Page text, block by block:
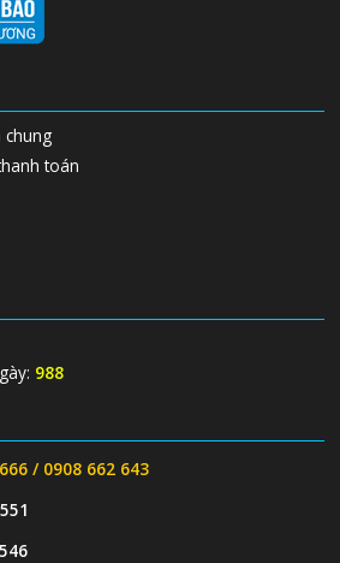
chung
toán
988
/ 0908 662 643